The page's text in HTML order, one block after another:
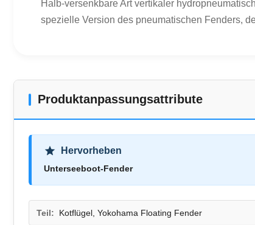
Halb-versenkbare Art vertikaler
spezielle Version des pneumatischen Fenders,
Produktanpassungsattribute
Hervorheben
Unterseeboot-Fender
Teil: Kotflügel, Yokohama Floating Fender